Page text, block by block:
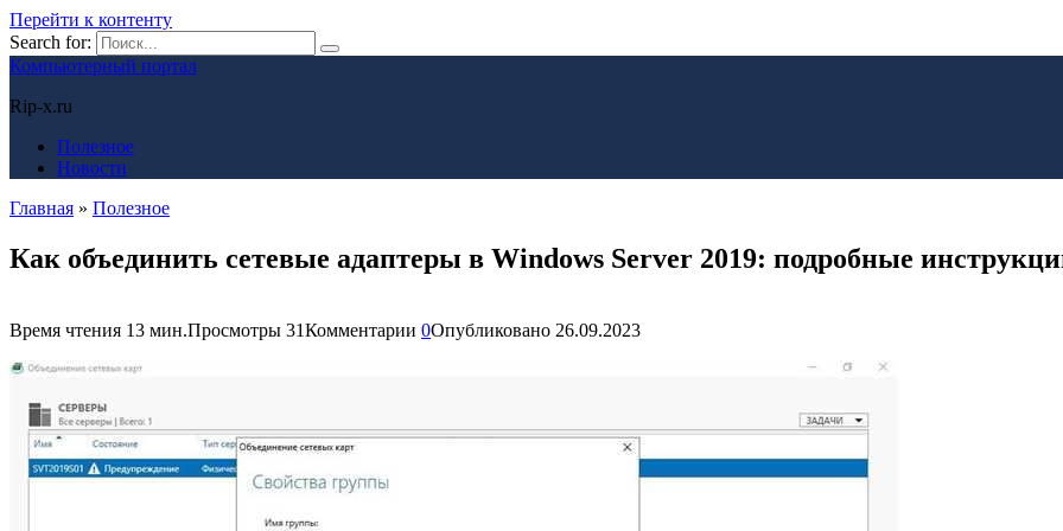
Перейти к контенту
Search for:
Компьютерный портал
Rip-x.ru
Полезное
Новости
Главная » Полезное
Как объединить сетевые адаптеры в Windows Server 2019: подробные
Время чтения 13 мин.Просмотры 31Комментарии 0Опубликовано 26.09.2023